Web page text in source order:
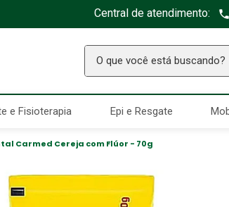
Central de atendimento:
O que você está buscando?
e Fisioterapia Epi e Resgate
Carmed Cereja com Flúor - 70g
TERMOS MAIS BUSCADOS
Seringa Insulina
2º Fralda Geriatrica
4º Estetoscopio Littmann